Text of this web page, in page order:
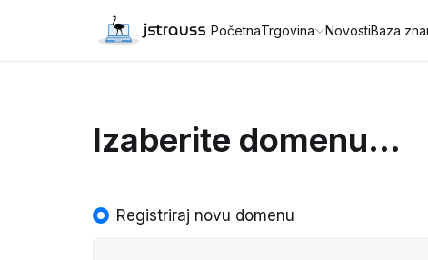
PočetnaTrgovina NovostiBaza
Izaberite domenu...
Registriraj novu domenu